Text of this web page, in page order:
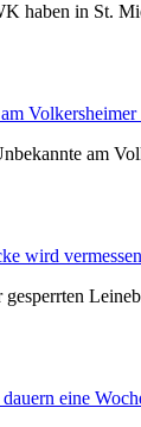
haben in St.
am
wird vermessen
eine